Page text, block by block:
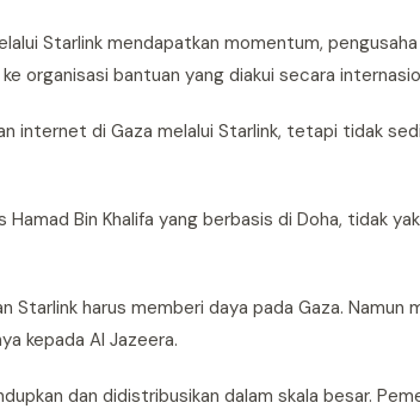
Starlink mendapatkan momentum,
organisasi bantuan yang diakui secara
internet di Gaza melalui Starlink, tetapi tidak
Bin Khalifa yang berbasis di Doha, tidak
harus memberi daya pada Gaza. Namun
kepada Al Jazeera.
dan didistribusikan dalam skala besar.